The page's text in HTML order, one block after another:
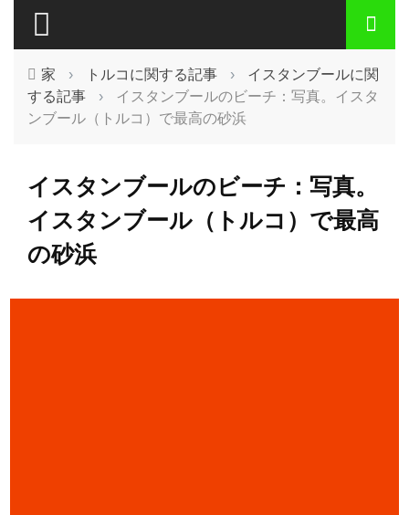
家 › トルコに関する記事 ›
イスタンブールに関
する記事
›
イスタンブールのビーチ：写真。イスタ
ンブール（トルコ）で最高の砂浜
イスタンブールのビーチ：写真。
イスタンブール（トルコ）で最高
の砂浜